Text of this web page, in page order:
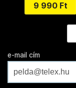
9 990 Ft
e-mail cím